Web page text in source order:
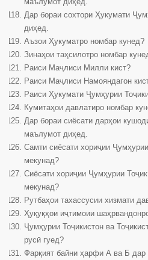
Дар бораи сохтори Ҳукумати
диҳед.
Аъзои Ҳукуматро номбар кунед?
Зинаҳои таҳсилотро номбар
Раиси Маҷлиси Милли кист?
Раиси Маҷлиси Намояндагон
Раиси Ҳукумати Ҷумҳурии
Кумитаҳои давлатиро номбар
Дар бораи сиёсати дарҳои
маълумот диҳед.
Самти сиёсати хориҷии
мекунад?
Сиёсати хориҷии Ҷумҳурии
мекунад?
Рутбаҳои тахассусии хизмати
Ҳуқуқҳои иҷтимоии
Ҷумҳурии Тоҷикистон ва
русӣ гуед?
Фарқият байни ҳарфи А ва Б дар